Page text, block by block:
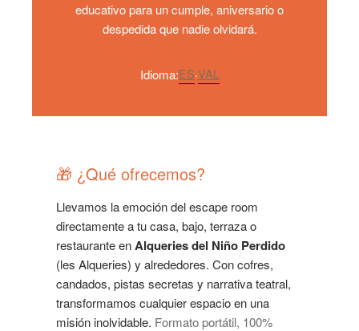
educativo para un cumple, aniversario o
despedida que nadie olvidará.
Idioma:ES·VAL
🎁 ¿Qué ofrecemos?
Llevamos la emoción del escape room
directamente a tu casa, bajo, terraza o
restaurante enAlqueries del Niño Perdido
(les Alqueries) y alrededores. Con cofres,
candados, pistas secretas y narrativa teatral,
transformamos cualquier espacio en una
misión inolvidable. Formato portátil, 100%